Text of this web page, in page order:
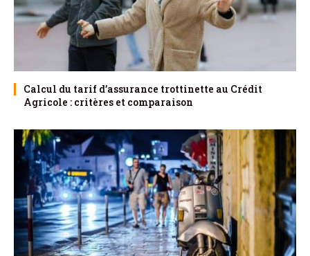
Calcul du tarif d’assurance trottinette au Crédit
Agricole : critères et comparaison